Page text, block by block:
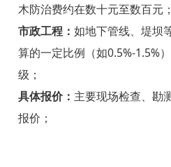
开化白蚁防治
龙游白蚁防治
舟山白蚁防治
岱山白蚁防治
木防治费约在数十元至数百元；
市政工程： 如地下管线、堤坝
算的一定比例（如0.5%-1.5%
级；
具体报价： 主要现场检查、勘
报价；